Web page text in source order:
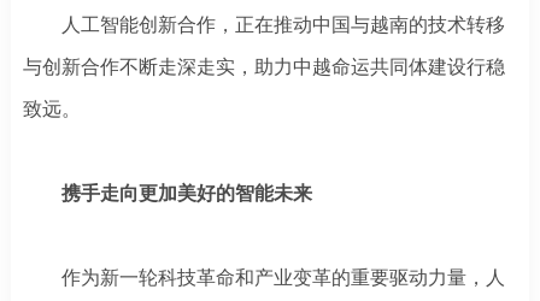
人工智能创新合作，正在推动中国与越南的技术转移
与创新合作不断走深走实，助力中越命运共同体建设行稳
致远。
携手走向更加美好的智能未来
作为新一轮科技革命和产业变革的重要驱动力量，人